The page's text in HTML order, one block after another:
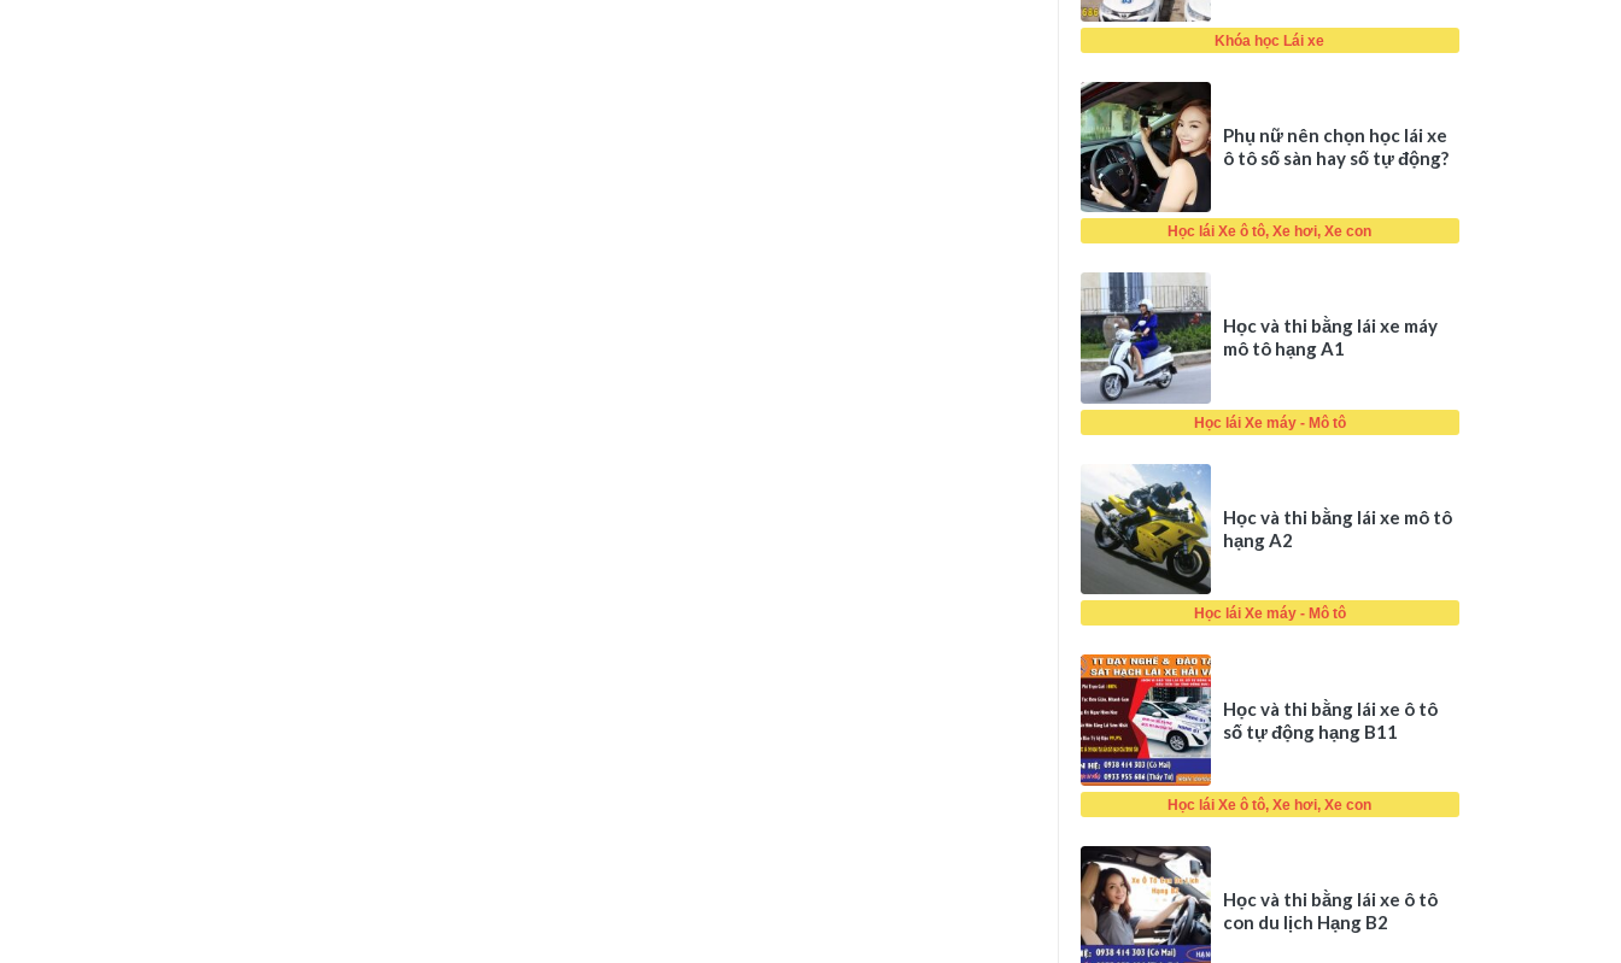
Khóa học Lái xe
Phụ nữ nên chọn học lái xe
ô tô số sàn hay số tự động?
Học lái Xe ô tô, Xe hơi, Xe con
Học và thi bằng lái xe máy
mô tô hạng A1
Học lái Xe máy - Mô tô
Học và thi bằng lái xe mô tô
hạng A2
Học lái Xe máy - Mô tô
Học và thi bằng lái xe ô tô
số tự động hạng B11
Học lái Xe ô tô, Xe hơi, Xe con
Học và thi bằng lái xe ô tô
con du lịch Hạng B2